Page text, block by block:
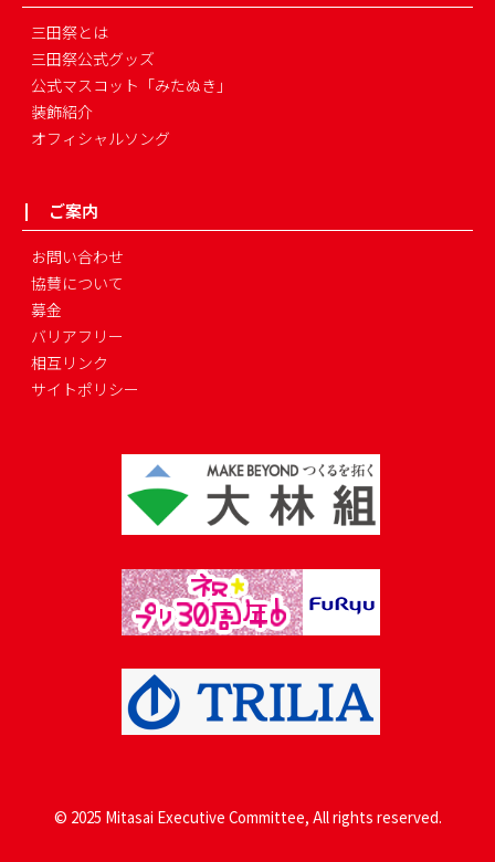
三田祭とは
三田祭公式グッズ
公式マスコット「みたぬき」
装飾紹介
オフィシャルソング
ご案内
お問い合わせ
協賛について
募金
バリアフリー
相互リンク
サイトポリシー
© 2025 Mitasai Executive Committee, All rights reserved.